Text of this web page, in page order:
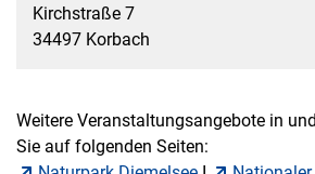
Kirchstraße 7
34497 Korbach
Weitere Veranstaltungsangebote in
Sie auf folgenden Seiten: